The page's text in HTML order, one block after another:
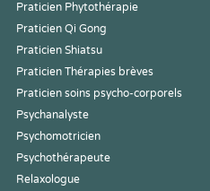
Praticien Phytothérapie
Praticien Qi Gong
Praticien Shiatsu
Praticien Thérapies brèves
Praticien soins psycho-corporels
Psychanalyste
Psychomotricien
Psychothérapeute
Relaxologue